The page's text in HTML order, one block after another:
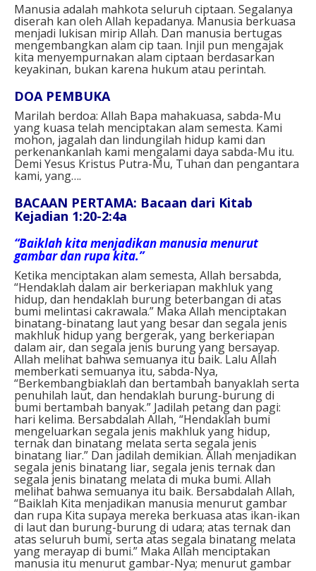
Manusia adalah mahkota seluruh ciptaan. Segalanya
diserah kan oleh Allah kepadanya. Manusia berkuasa
menjadi lukisan mirip Allah. Dan manusia bertugas
mengembangkan alam cip taan. Injil pun mengajak
kita menyempurnakan alam ciptaan berdasarkan
keyakinan, bukan karena hukum atau perintah.⁣
DOA PEMBUKA⁣
Marilah berdoa: Allah Bapa mahakuasa, sabda-Mu
yang kuasa telah menciptakan alam semesta. Kami
mohon, jagalah dan lindungilah hidup kami dan
perkenankanlah kami mengalami daya sabda-Mu itu.
Demi Yesus Kristus Putra-Mu, Tuhan dan pengantara
kami, yang….⁣
BACAAN PERTAMA: Bacaan dari Kitab
Kejadian 1:20-2:4a
“Baiklah kita menjadikan manusia menurut
gambar dan rupa kita.”
Ketika menciptakan alam semesta, Allah bersabda,
“Hendaklah dalam air berkeriapan makhluk yang
hidup, dan hendaklah burung beterbangan di atas
bumi melintasi cakrawala.” Maka Allah menciptakan
binatang-binatang laut yang besar dan segala jenis
makhluk hidup yang bergerak, yang berkeriapan
dalam air, dan segala jenis burung yang bersayap.
Allah melihat bahwa semuanya itu baik. Lalu Allah
memberkati semuanya itu, sabda-Nya,
“Berkembangbiaklah dan bertambah banyaklah serta
penuhilah laut, dan hendaklah burung-burung di
bumi bertambah banyak.” Jadilah petang dan pagi:
hari kelima. Bersabdalah Allah, “Hendaklah bumi
mengeluarkan segala jenis makhluk yang hidup,
ternak dan binatang melata serta segala jenis
binatang liar.” Dan jadilah demikian. Allah menjadikan
segala jenis binatang liar, segala jenis ternak dan
segala jenis binatang melata di muka bumi. Allah
melihat bahwa semuanya itu baik. Bersabdalah Allah,
“Baiklah Kita menjadikan manusia menurut gambar
dan rupa Kita supaya mereka berkuasa atas ikan-ikan
di laut dan burung-burung di udara; atas ternak dan
atas seluruh bumi, serta atas segala binatang melata
yang merayap di bumi.” Maka Allah menciptakan
manusia itu menurut gambar-Nya; menurut gambar